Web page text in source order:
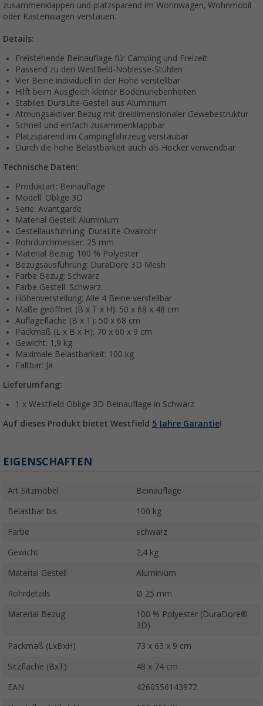
zusammenklappen und platzsparend im Wohnwagen, Wohnmobil
oder Kastenwagen verstauen.
Details:
Freistehende Beinauflage für Camping und Freizeit
Passend zu den Westfield-Noblesse-Stühlen
Vier Beine individuell in der Höhe verstellbar
Hilft beim Ausgleich kleiner Bodenunebenheiten
Stabiles DuraLite-Gestell aus Aluminium
Atmungsaktiver Bezug mit dreidimensionaler Gewebestruktur
Schnell und einfach zusammenklappbar
Platzsparend im Campingfahrzeug verstaubar
Durch die hohe Belastbarkeit auch als Hocker verwendbar
Technische Daten:
Produktart: Beinauflage
Modell: Oblige 3D
Serie: Avantgarde
Material Gestell: Aluminium
Gestellausführung: DuraLite-Ovalrohr
Rohrdurchmesser: 25 mm
Material Bezug: 100 % Polyester
Bezugsausführung: DuraDore 3D Mesh
Farbe Bezug: Schwarz
Farbe Gestell: Schwarz
Höhenverstellung: Alle 4 Beine verstellbar
Maße geöffnet (B x T x H): 50 x 68 x 48 cm
Auflagefläche (B x T): 50 x 68 cm
Packmaß (L x B x H): 70 x 60 x 9 cm
Gewicht: 1,9 kg
Maximale Belastbarkeit: 100 kg
Faltbar: Ja
Lieferumfang:
1 x Westfield Oblige 3D Beinauflage in Schwarz
Auf dieses Produkt bietet Westfield 5 Jahre Garantie!
EIGENSCHAFTEN
Art Sitzmöbel Beinauflage
Belastbar bis 100 kg
Farbe schwarz
Gewicht 2,4 kg
Material Gestell Aluminium
Rohrdetails Ø 25 mm
Material Bezug
100 % Polyester (DuraDore®
3D)
Packmaß (LxBxH) 73 x 63 x 9 cm
Sitzfläche (BxT) 48 x 74 cm
EAN 4260556143972